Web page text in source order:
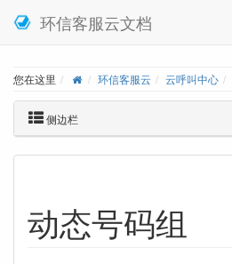
环信客服云文档
您在这里 环信客服云 云呼叫中心
侧边栏
动态号码组